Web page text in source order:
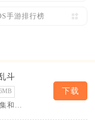
手游排行榜
斗
和策
下载